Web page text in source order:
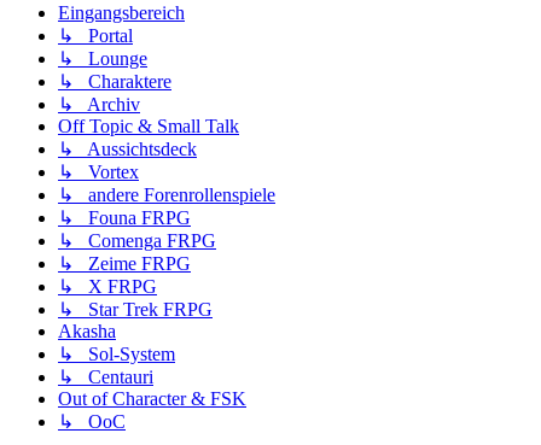
Eingangsbereich
↳ Portal
↳ Lounge
↳ Charaktere
↳ Archiv
Off Topic & Small Talk
↳ Aussichtsdeck
↳ Vortex
↳ andere Forenrollenspiele
↳ Founa FRPG
↳ Comenga FRPG
↳ Zeime FRPG
↳ X FRPG
↳ Star Trek FRPG
Akasha
↳ Sol-System
↳ Centauri
Out of Character & FSK
↳ OoC